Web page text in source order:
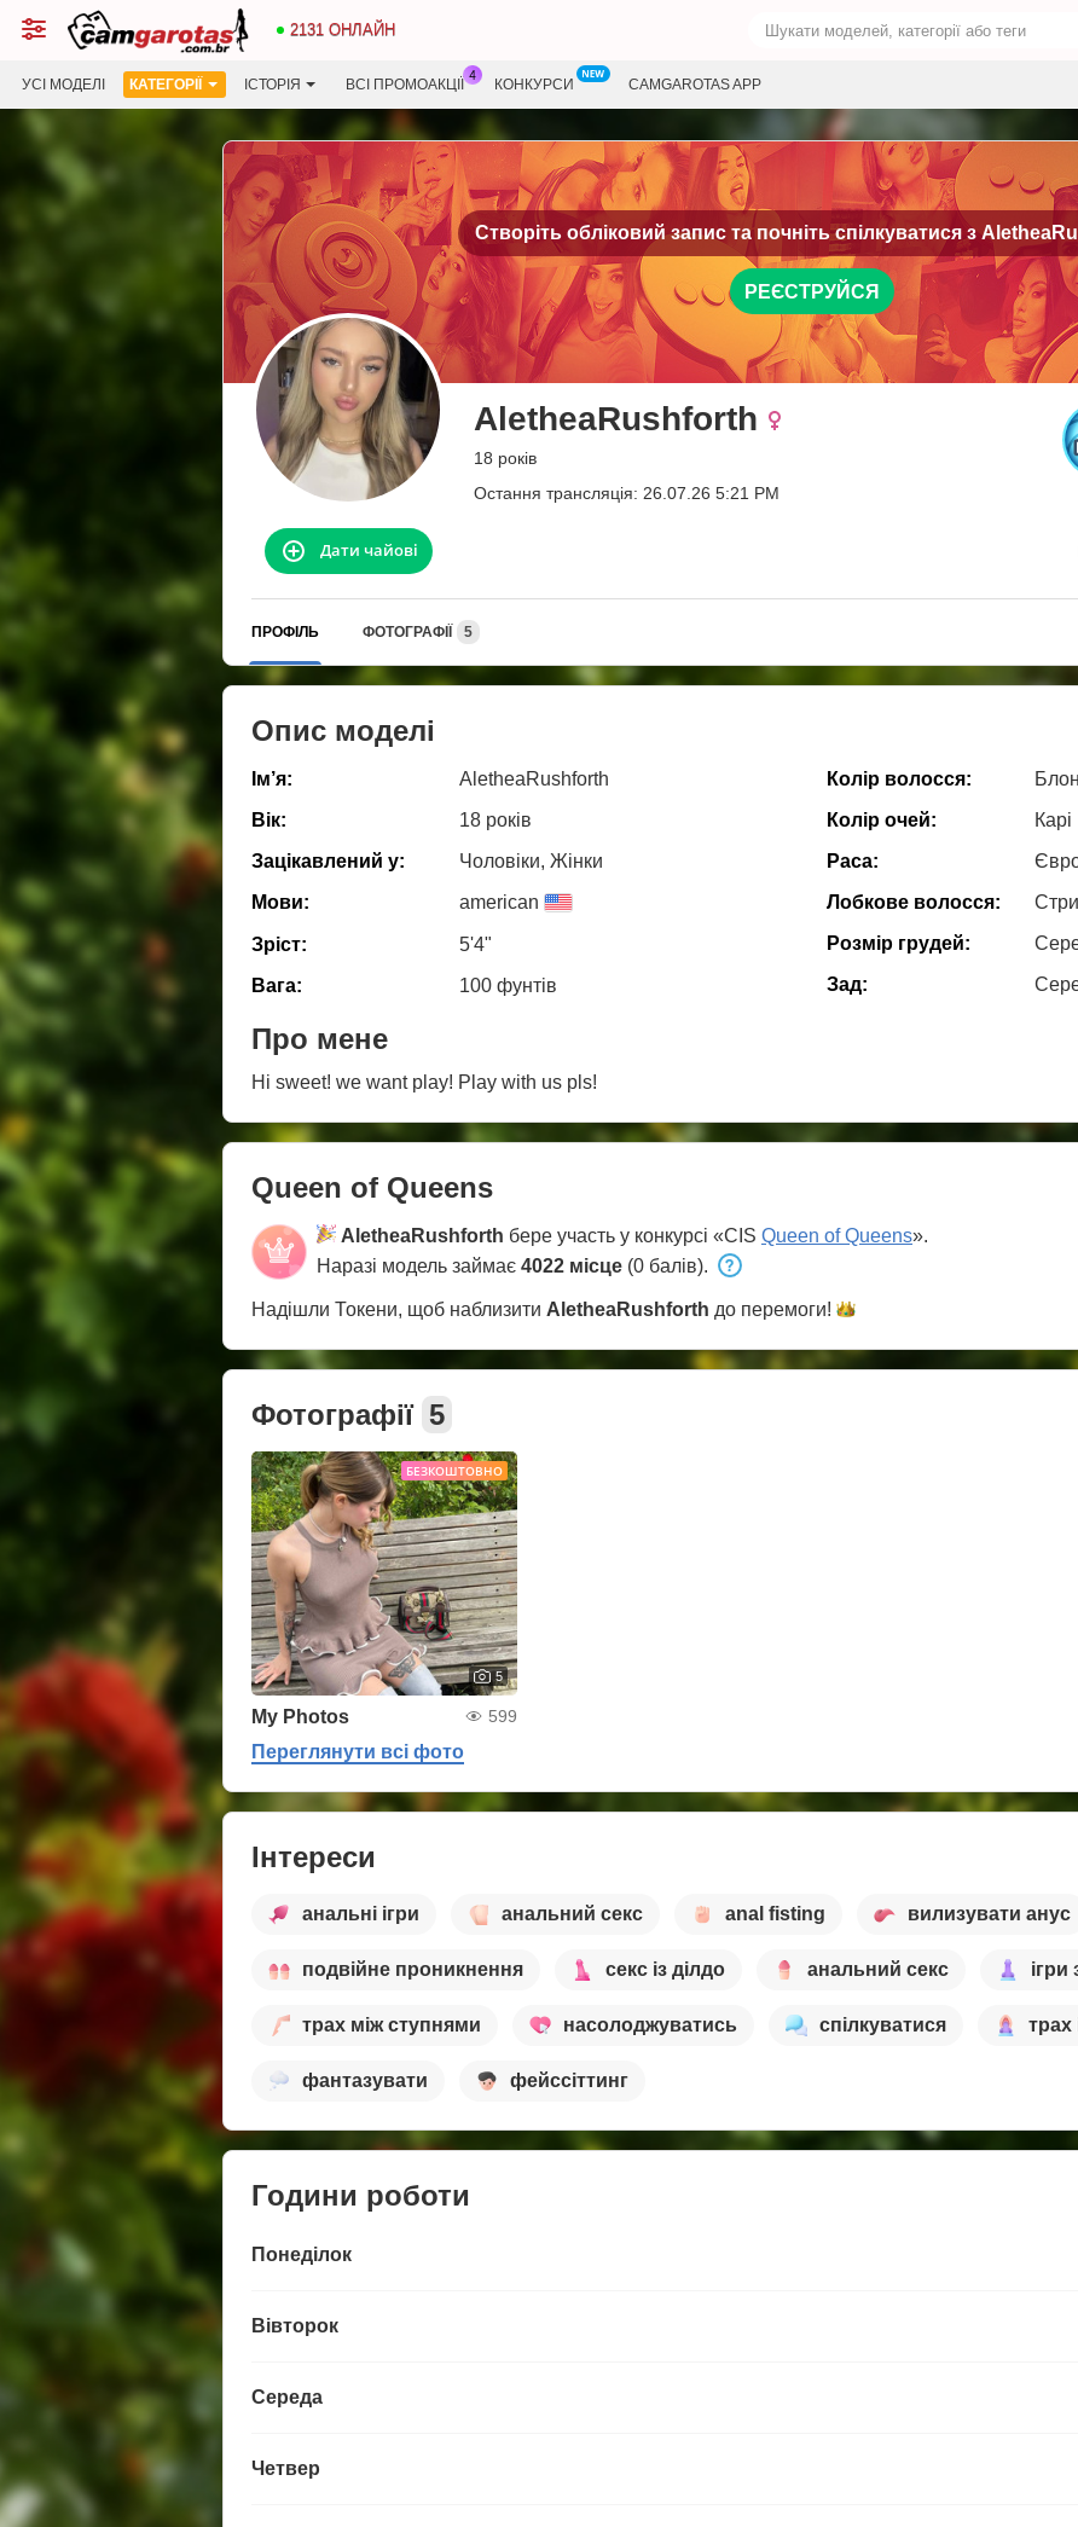
2131 ОНЛАЙН
УСІ МОДЕЛІ КАТЕГОРІЇ ІСТОРІЯ ВСІ ПРОМОАКЦІЇ КОНКУРСИ CAMGAROTAS APP
Створіть обліковий запис та почніть спілкуватися з
РЕЄСТРУЙСЯ
AletheaRushforth
18 років
Остання трансляція: 26.07.26 5:21 PM
Дати чайові
ПРОФІЛЬ ФОТОГРАФІЇ 5
Опис моделі
Ім’я:
AletheaRushforth
Вік:
18 років
Зацікавлений у:
Чоловіки, Жiнки
Мови:
american
Зріст:
5'4"
Вага:
100 фунтів
Колір волосся:
Колір очей:
Карі
Раса:
Лобкове волосся:
Розмір грудей:
Зад:
Про мене
Hi sweet! we want play! Play with us pls!
Queen of Queens
AletheaRushforth бере участь у конкурсі «CIS Queen of Queens».
Наразі модель займає 4022 місце (0 балів).
Надішли Токени, щоб наблизити AletheaRushforth до перемоги!
Фотографії 5
БЕЗКОШТОВНО
5
My Photos 599
Переглянути всі фото
Інтереси
анальні ігри анальний секс anal fisting вилизувати анус
подвійне проникнення секс із ділдо анальний секс ігри
трах між ступнями насолоджуватись спілкуватися трах
фантазувати фейссіттинг
Години роботи
Понеділок
Вівторок
Середа
Четвер